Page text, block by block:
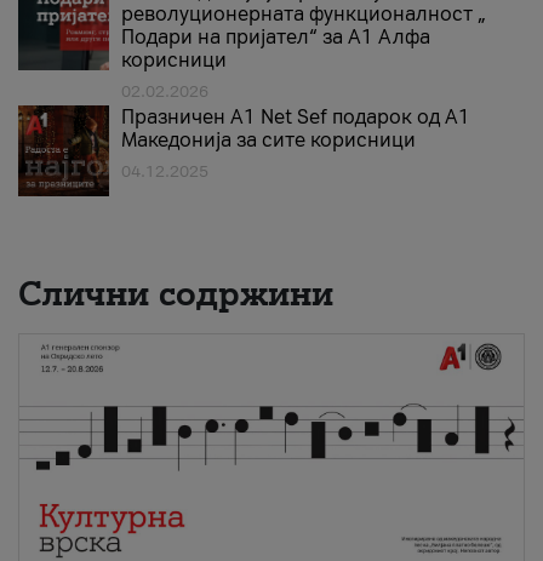
револуционерната функционалност „
Подари на пријател“ за А1 Алфа
корисници
02.02.2026
Празничен A1 Net Sеf подарок од А1
Македонија за сите корисници
04.12.2025
Слични содржини